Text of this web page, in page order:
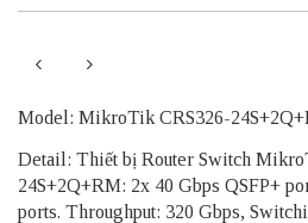
Model: MikroTik CRS326-
Detail: Thiết bị Router Switch
24S+2Q+RM: 2x 40 Gbps QSFP+
ports. Throughput: 320 Gbps,